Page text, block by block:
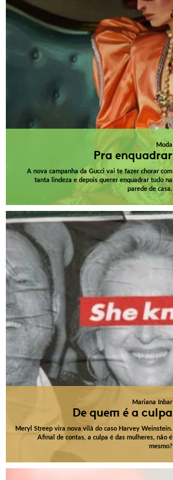
Moda
Pra enquadrar
A nova campanha da Gucci vai te fazer chorar com
tanta lindeza e depois querer enquadrar tudo na
parede de casa.
Mariana Inbar
De quem é a culpa
Meryl Streep vira nova vilã do caso Harvey Weinstein.
Afinal de contas, a culpa é das mulheres, não é
mesmo?